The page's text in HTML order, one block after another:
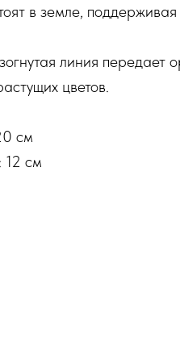
в земле,
линия передает
цветов.
см
12 см